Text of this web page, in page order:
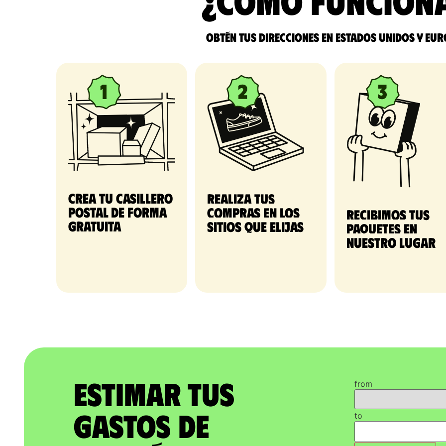
Obtén tus direcciones en Estados Unidos y
Crea tu casillero
postal de forma
gratuita​
Realiza tus
compras en los
sitios que elijas
Recibimos tus
paquetes en
nuestro lugar
Estimar tus
gastos de
from
to